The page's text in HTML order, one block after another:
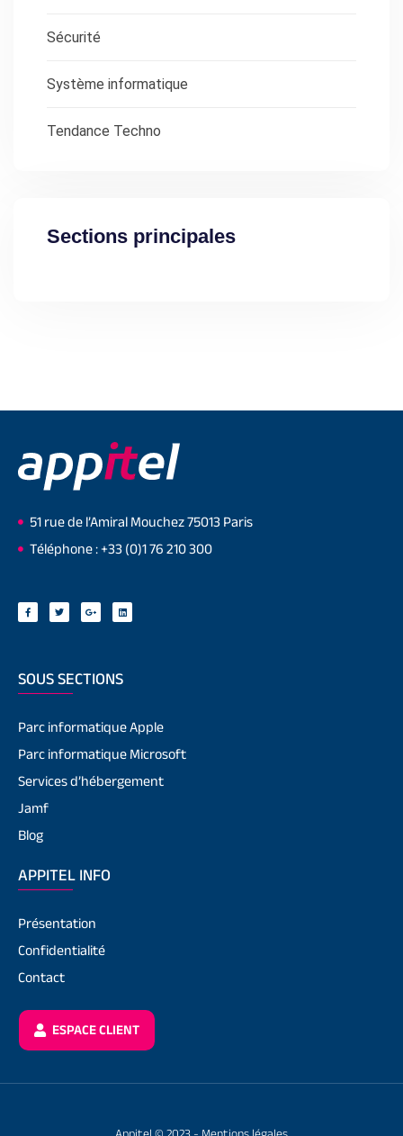
Sécurité
Système informatique
Tendance Techno
Sections principales
51 rue de l’Amiral Mouchez 75013 Paris
Téléphone : +33 (0)1 76 210 300
SOUS SECTIONS
Parc informatique Apple
Parc informatique Microsoft
Services d’hébergement
Jamf
Blog
APPITEL INFO
Présentation
Confidentialité
Contact
ESPACE CLIENT
Appitel © 2023 - Mentions légales